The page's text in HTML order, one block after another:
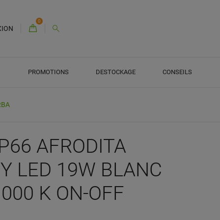
0
PROMOTIONS DESTOCKAGE CONSEILS
AFRODITA
LED 19W BLANC
K ON-OFF